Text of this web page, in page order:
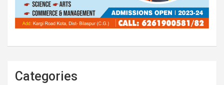
Categories